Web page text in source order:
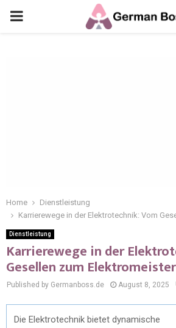
Home
Dienstleistung
Karrierewege in der Elektrotechnik: Vom
Dienstleistung
Karrierewege in der
Gesellen zum Elektromeister
Published by Germanboss.de August 8, 2025
Die Elektrotechnik bietet dynamische